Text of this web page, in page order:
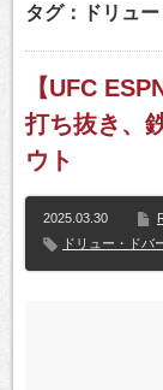
タグ：ドリュ
【UFC
打ち抜き、
ウト
2025.03.30
ドリュー・ドバ